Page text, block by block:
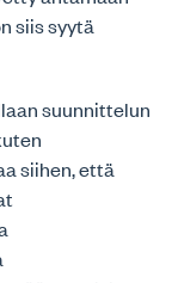
siis syytä
suunnittelun
siihen, että